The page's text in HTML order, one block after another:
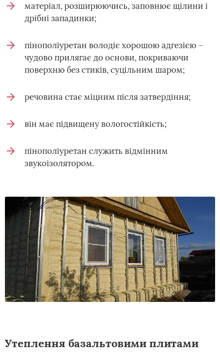
матеріал, розширюючись, заповнює щілини і
дрібні западинки;
пінополіуретан володіє хорошою адгезією –
чудово прилягає до основи, покриваючи
поверхню без стиків, суцільним шаром;
речовина стає міцним після затвердіння;
він має підвищену вологостійкість;
пінополіуретан служить відмінним
звукоізолятором.
Утеплення базальтовими плитами